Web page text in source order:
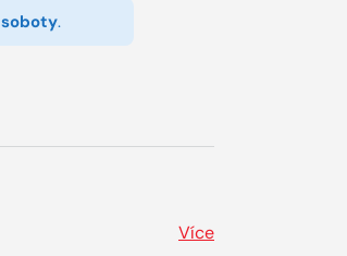
soboty.
Více